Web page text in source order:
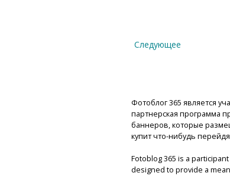
Следующее
Фотоблог 365 является
партнерская программа
баннеров, которые
купит что-нибудь
Fotoblog 365 is a
designed to provide a